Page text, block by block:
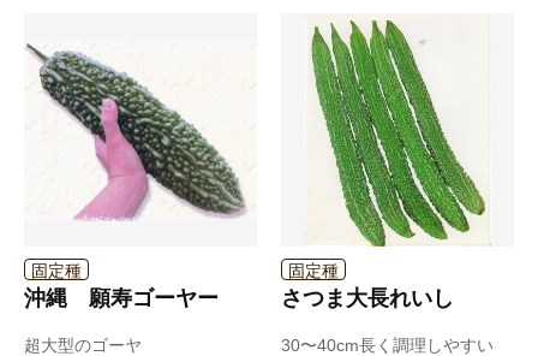
固定種
沖縄 願寿ゴーヤー
超大型のゴーヤ
固定種
さつま大長れいし
30〜40cm長く調理しやすい